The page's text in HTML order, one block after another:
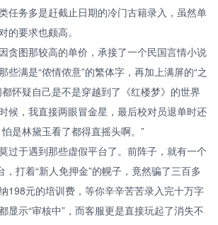
任务多是赶截止日期的冷门古籍录入，虽然单
的要求也颇高。
贪图那较高的单价，承接了一个民国言情小说
些满是“侬情侬意”的繁体字，再加上满屏的“之
怀疑自己是不是穿越到了《红楼梦》的世界
候，我直接两眼冒金星，最后校对员退单时还
是林黛玉看了都得直摇头啊。”
过于遇到那些虚假平台了。前阵子，就有一个
，打着“新人免押金”的幌子，竟然骗了三百多
198元的培训费，等你辛辛苦苦录入完十万字
显示“审核中”，而客服更是直接玩起了消失不